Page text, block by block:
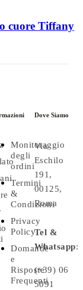
cuore Tiffany
Monitoraggio
degli
ordini
Termini
&
Condizioni
Privacy
Policy
Domande
e
Risposte
Frequenti
Dove Siamo
Via
Eschilo
191,
00125,
Roma
Tel &
Whatsapp:
(+39) 06
5091